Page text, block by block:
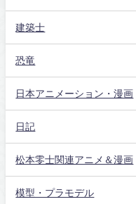
建築士
恐竜
日本アニメーション・漫画
日記
松本零士関連アニメ＆漫画
模型・プラモデル